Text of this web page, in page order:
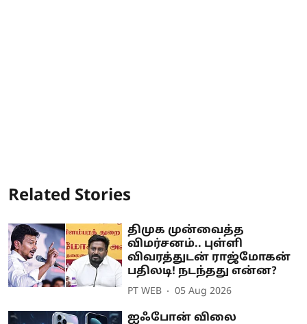
Related Stories
திமுக முன்வைத்த
விமர்சனம்.. புள்ளி
விவரத்துடன் ராஜ்மோகன்
பதிலடி! நடந்தது என்ன?
PT WEB 05 Aug 2026
ஐஃபோன் விலை